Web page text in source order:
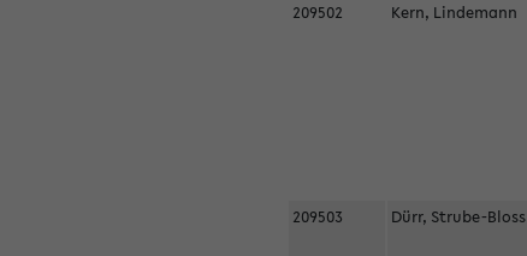
209502 Kern, Lindemann
209503 Dürr, Strube-Bloss